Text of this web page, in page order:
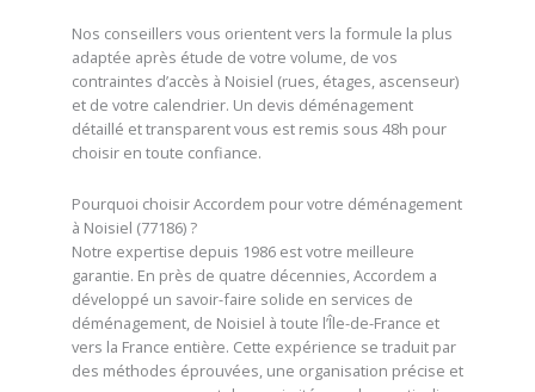
Nos conseillers vous orientent vers la formule la plus
adaptée après étude de votre volume, de vos
contraintes d’accès à Noisiel (rues, étages, ascenseur)
et de votre calendrier. Un devis déménagement
détaillé et transparent vous est remis sous 48h pour
choisir en toute confiance.
Pourquoi choisir Accordem pour votre déménagement
à Noisiel (77186) ?
Notre expertise depuis 1986 est votre meilleure
garantie. En près de quatre décennies, Accordem a
développé un savoir-faire solide en services de
déménagement, de Noisiel à toute l’Île-de-France et
vers la France entière. Cette expérience se traduit par
des méthodes éprouvées, une organisation précise et